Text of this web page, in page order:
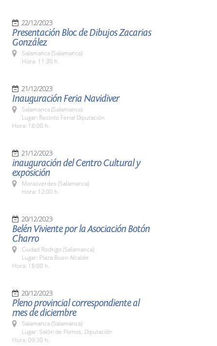
22/12/2023
Presentación Bloc de Dibujos Zacarias
González
Salamanca (Salamanca)
Hora: 11:30 h.
21/12/2023
Inauguración Feria Navidiver
Salamanca (Salamanca)
Lugar: Recinto Ferial Diputación
Hora: 18:00 h.
21/12/2023
inauguración del Centro Cultural y
exposición
Morasverdes (Salamanca)
Hora: 12:00 h.
20/12/2023
Belén Viviente por la Asociación Botón
Charro
Ciudad Rodrigo (Salamanca)
Lugar: Plaza Buen Alcalde
Hora: 18:00 h.
20/12/2023
Pleno provincial correspondiente al
mes de diciembre
Salamanca (Salamanca)
Lugar: Salón de Plenos. Diputación
Hora: 09:30 h.